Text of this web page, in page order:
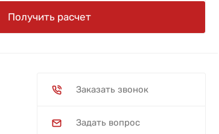
Получить расчет
Заказать звонок
Задать вопрос